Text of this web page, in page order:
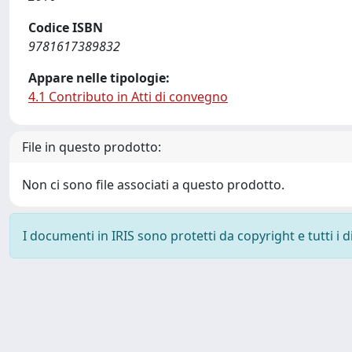
Codice ISBN
9781617389832
Appare nelle tipologie:
4.1 Contributo in Atti di convegno
File in questo prodotto:
Non ci sono file associati a questo prodotto.
I documenti in IRIS sono protetti da copyright e tutti i